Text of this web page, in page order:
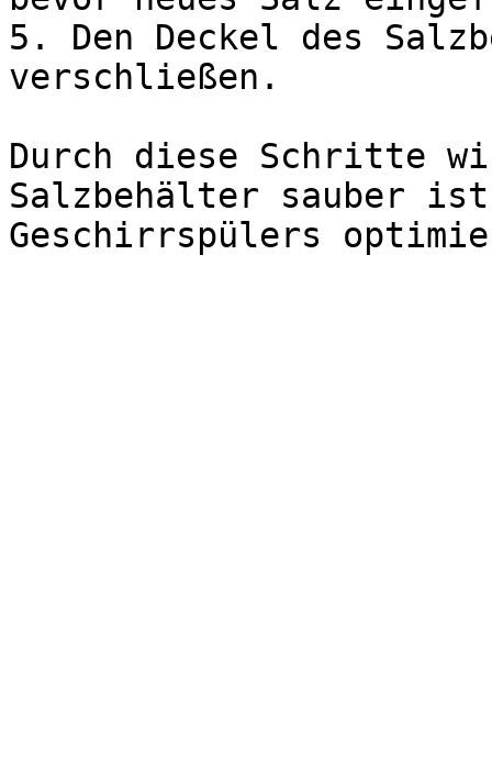
5. Den Deckel des
verschließen.
Durch diese Schritte
Salzbehälter sauber